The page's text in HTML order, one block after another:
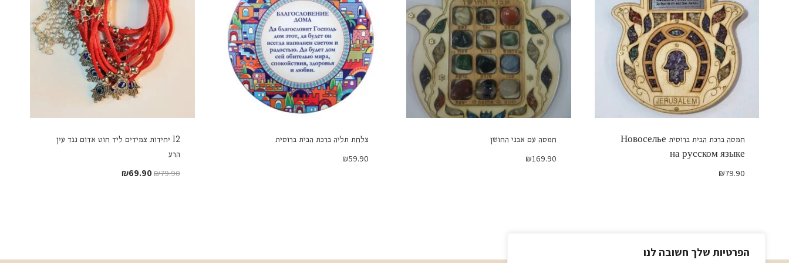
הפרטיות שלך חשובה לנו
חמסה ברכת הבית ברוסית Новоселье
на русском языке
₪79.90
חמסה עם אבני החושן
₪169.90
צלחת תליה ברכת הבית ברוסית
₪59.90
12 יחידות צמידים ליד חוט אדום נגד עין
הרע
₪79.90
המחיר ₪69.90
המחיר